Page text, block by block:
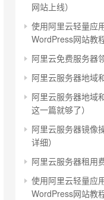
网站上线）
使用阿里云轻量应
WordPress网站教
阿里云免费服务器
阿里云服务器地域
阿里云服务器地域
这一篇就够了）
阿里云服务器镜像
详细）
阿里云服务器租用
使用阿里云轻量应
WordPress网站教